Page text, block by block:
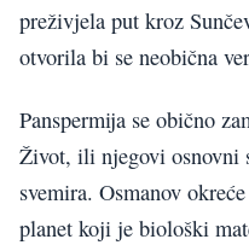
preživjela put kroz
otvorila bi se neobična
Panspermija se obično
Život, ili njegovi osnovni
svemira. Osmanov
planet koji je biološki